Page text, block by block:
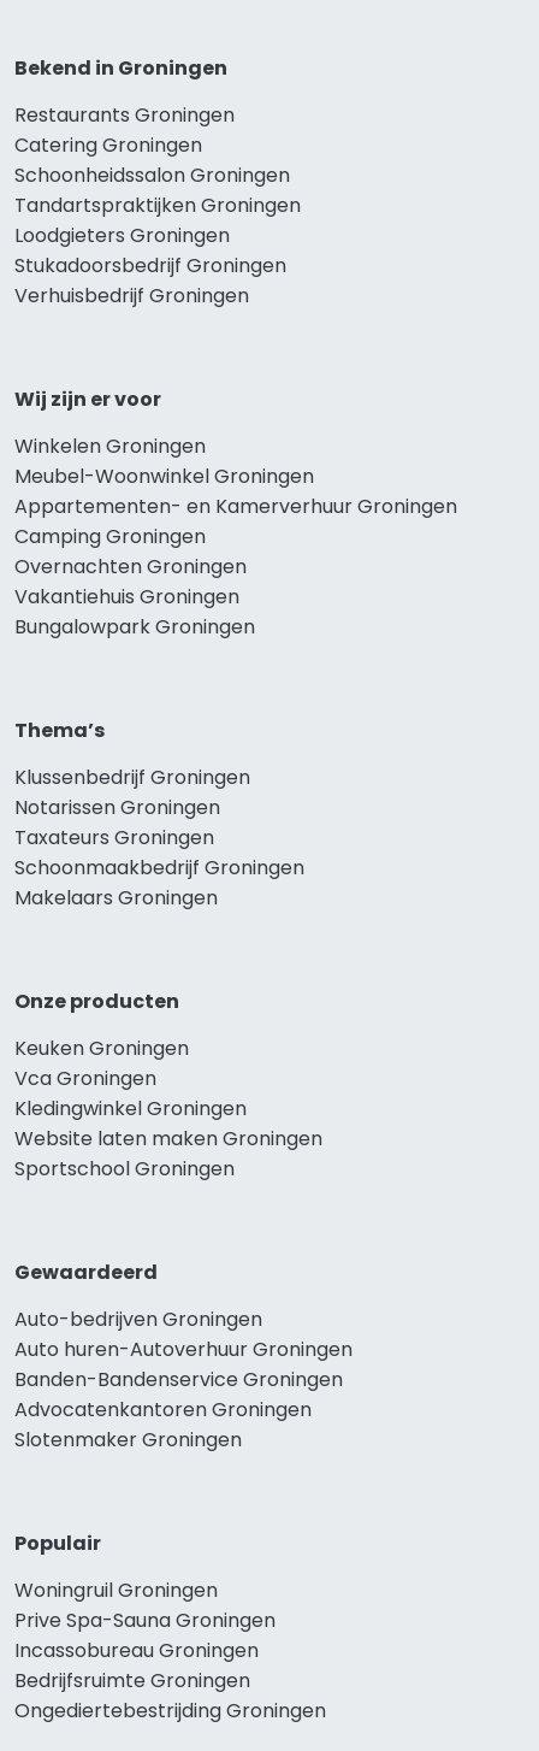
Bekend in Groningen
Restaurants Groningen
Catering Groningen
Schoonheidssalon Groningen
Tandartspraktijken Groningen
Loodgieters Groningen
Stukadoorsbedrijf Groningen
Verhuisbedrijf Groningen
Wij zijn er voor
Winkelen Groningen
Meubel-Woonwinkel Groningen
Appartementen- en Kamerverhuur Groningen
Camping Groningen
Overnachten Groningen
Vakantiehuis Groningen
Bungalowpark Groningen
Thema’s
Klussenbedrijf Groningen
Notarissen Groningen
Taxateurs Groningen
Schoonmaakbedrijf Groningen
Makelaars Groningen
Onze producten
Keuken Groningen
Vca Groningen
Kledingwinkel Groningen
Website laten maken Groningen
Sportschool Groningen
Gewaardeerd
Auto-bedrijven Groningen
Auto huren-Autoverhuur Groningen
Banden-Bandenservice Groningen
Advocatenkantoren Groningen
Slotenmaker Groningen
Populair
Woningruil Groningen
Prive Spa-Sauna Groningen
Incassobureau Groningen
Bedrijfsruimte Groningen
Ongediertebestrijding Groningen